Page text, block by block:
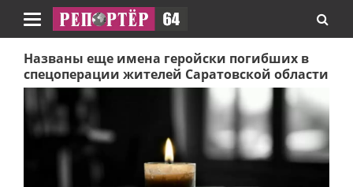
Навигация
Названы еще имена геройски погибших в
спецоперации жителей Саратовской области